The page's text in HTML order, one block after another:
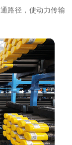
路径，使动力传输